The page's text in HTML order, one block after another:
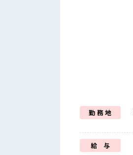
勤 務 地
給 与